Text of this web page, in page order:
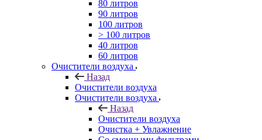
80 литров
90 литров
100 литров
> 100 литров
40 литров
60 литров
Очистители воздуха
Назад
Очистители воздуха
Очистители воздуха
Назад
Очистители воздуха
Очистка + Увлажнение